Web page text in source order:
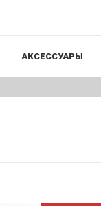
АКСЕССУАРЫ